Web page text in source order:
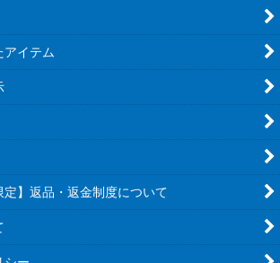
アイテム
定】返品・返金制度について